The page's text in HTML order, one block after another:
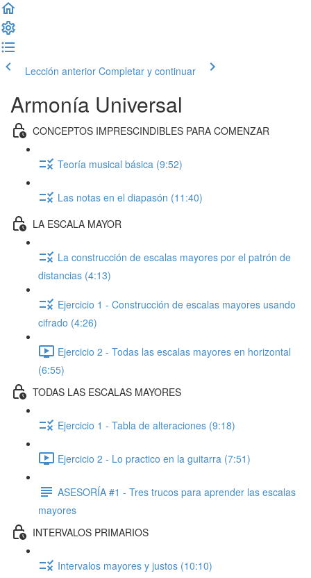
Lección anterior Completar y continuar
Armonía Universal
CONCEPTOS IMPRESCINDIBLES PARA COMENZAR
Teoría musical básica (9:52)
Las notas en el diapasón (11:40)
LA ESCALA MAYOR
La construcción de escalas mayores por el patrón de
distancias (4:13)
Ejercicio 1 - Construcción de escalas mayores usando
cifrado (4:26)
Ejercicio 2 - Todas las escalas mayores en horizontal
(6:55)
TODAS LAS ESCALAS MAYORES
Ejercicio 1 - Tabla de alteraciones (9:18)
Ejercicio 2 - Lo practico en la guitarra (7:51)
ASESORÍA #1 - Tres trucos para aprender las escalas
mayores
INTERVALOS PRIMARIOS
Intervalos mayores y justos (10:10)